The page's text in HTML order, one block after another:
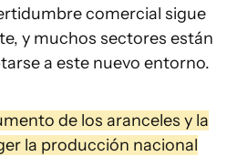
comercial sigue
y muchos sectores están
a este nuevo entorno.
de los aranceles y la
la producción nacional